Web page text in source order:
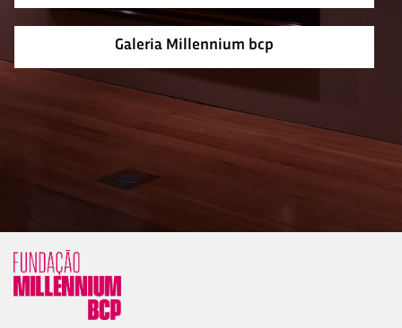
Galeria Millennium bcp